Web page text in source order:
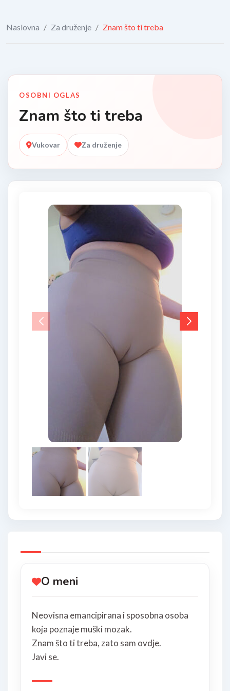
Naslovna / Za druženje / Znam što ti treba
OSOBNI OGLAS
Znam što ti treba
Vukovar Za druženje
O meni
Neovisna emancipirana i sposobna osoba
koja poznaje muški mozak.
Znam što ti treba, zato sam ovdje.
Javi se.